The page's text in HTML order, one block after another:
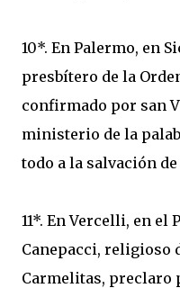
10*. En Palermo, en
presbítero de la
confirmado por san
ministerio de la
todo a la salvación de
11*. En Vercelli, en el
Canepacci, religioso
Carmelitas, preclaro